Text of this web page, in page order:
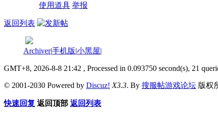
使用道具 举报
返回列表
Archiver|手机版|小黑屋|
GMT+8, 2026-8-8 21:42 , Processed in 0.093750 second(s), 21
© 2001-2030 Powered by Discuz! X3.3. By 搜服帖游戏论坛 版权
快速回复 返回顶部 返回列表